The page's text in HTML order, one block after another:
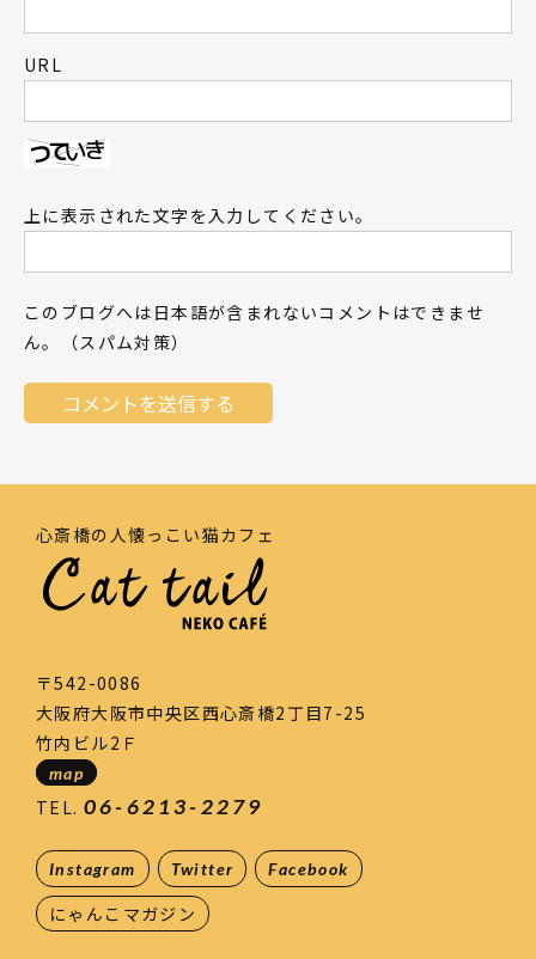
URL
上に表示された文字を入力してください。
このブログへは日本語が含まれないコメントはできませ
ん。（スパム対策）
心斎橋の人懐っこい猫カフェ
〒542-0086
大阪府大阪市中央区西心斎橋2丁目7-25
竹内ビル2Ｆ
map
TEL. 06-6213-2279
Instagram Twitter Facebook
にゃんこマガジン